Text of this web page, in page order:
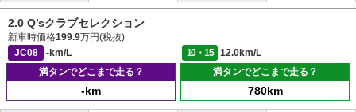
2.0 Q’sクラブセレクション
新車時価格199.9万円(税抜)
JC08
-km/L 10・15
12.0km/L
満タンでどこまで走る？
-km
満タンでどこまで走る？
780km